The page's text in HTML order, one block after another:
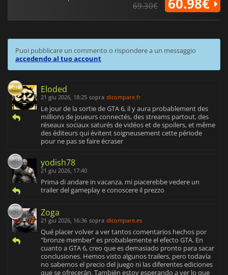
69.30€ 60.98€
Puoi pubblicare un commento o rispondere a un messaggio
accedendo al tuo account
Eloded
21 giu 2026, 18:25 sopra dlcompare.fr
Le jour de la sortie de GTA 6, il y aura probablement des
millions de joueurs connectés, des streams partout, des
réseaux sociaux saturés de vidéos et de spoilers, et même
des éditeurs qui évitent soigneusement cette période
pour ne pas se faire écraser
yodish78
21 giu 2026, 17:40
Prima di andare in vacanza, mi piacerebbe vedere un
trailer del gameplay e conoscere il prezzo
Zoga
21 giu 2026, 16:36 sopra dlcompare.es
Qué placer volver a ver tantos comentarios hechos por
"bronze member" es probablemente el efecto GTA. En
cuanto a GTA 6, creo que es demasiado pronto para sacar
conclusiones. Hemos visto algunos trailers, pero todavía
no sabemos el precio del juego ni las diferentes ediciones
que se ofrecerán. También estoy esperando a ver lo que